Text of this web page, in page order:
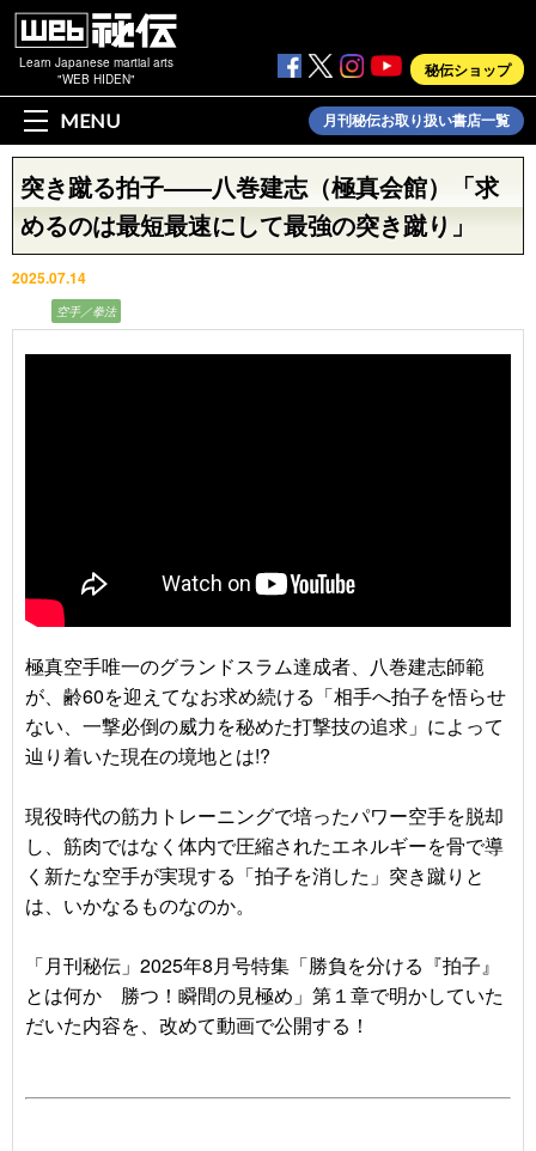
Learn Japanese martial arts
"WEB HIDEN"
秘伝ショップ
MENU 月刊秘伝お取り扱い書店一覧
突き蹴る拍子——八巻建志（極真会館）「求
めるのは最短最速にして最強の突き蹴り」
2025.07.14
空手／拳法
極真空手唯一のグランドスラム達成者、八巻建志師範
が、齢60を迎えてなお求め続ける「相手へ拍子を悟らせ
ない、一撃必倒の威力を秘めた打撃技の追求」によって
辿り着いた現在の境地とは!?
現役時代の筋力トレーニングで培ったパワー空手を脱却
し、筋肉ではなく体内で圧縮されたエネルギーを骨で導
く新たな空手が実現する「拍子を消した」突き蹴りと
は、いかなるものなのか。
「月刊秘伝」2025年8月号特集「勝負を分ける『拍子』
とは何か 勝つ！瞬間の見極め」第１章で明かしていた
だいた内容を、改めて動画で公開する！